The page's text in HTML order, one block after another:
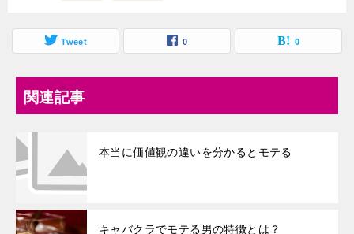
Tweet 0 0
関連記事
本当に価値観の違いを分かるとモテる
キャバクラでモテる男の特徴とは？